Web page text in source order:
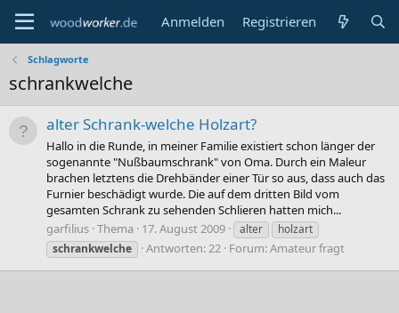
Anmelden Registrieren
Schlagworte
schrankwelche
alter Schrank-welche Holzart?
Hallo in die Runde, in meiner Familie existiert schon länger der
sogenannte "Nußbaumschrank" von Oma. Durch ein Maleur
brachen letztens die Drehbänder einer Tür so aus, dass auch das
Furnier beschädigt wurde. Die auf dem dritten Bild vom
gesamten Schrank zu sehenden Schlieren hatten mich...
garfilius Thema 17. August 2009 alter
holzart
schrankwelche
Antworten: 22 Forum:Amateur fragt